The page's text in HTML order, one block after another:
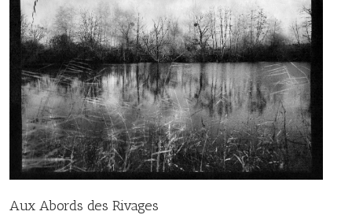
Aux Abords des Rivages